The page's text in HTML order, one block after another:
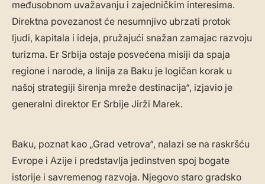
međusobnom uvažavanju i zajedničkim interesima.
Direktna povezanost će nesumnjivo ubrzati protok
ljudi, kapitala i ideja, pružajući snažan zamajac razvoju
turizma. Er Srbija ostaje posvećena misiji da spaja
regione i narode, a linija za Baku je logičan korak u
našoj strategiji širenja mreže destinacija“, izjavio je
generalni direktor Er Srbije Jirži Marek.
Baku, poznat kao „Grad vetrova“, nalazi se na raskršću
Evrope i Azije i predstavlja jedinstven spoj bogate
istorije i savremenog razvoja. Njegovo staro gradsko